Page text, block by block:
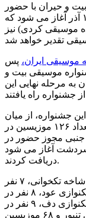
و حیران با حضور
نمایندگانی از ۲۰ استان کشورمان در حالی ۱۱ آذر آغاز می شود که
موسیقی کردی) نیز
موسیقی ایران، پس
موسیقی بیت و
استان کشورمان به مرحله نهایی این
جشنواره، از میان
هنرمندان متقاضی حضور در بخش نهایی، تعداد ۱۲۶ موزیسین در
در بخش جنبی مجوز حضور در
را که از ۱۱ آذر در سردشت آغاز می شود
دریافت کردند.
به این ترتیب در بخش رقابتی ۱۱ موزیسین در شاخه تکخوانی، ۷ نفر
در شاخه تکنوازی دیوان، ۶ نفر در شاخه تکنوازی عود، ۸ نفر در
شاخه تکنوازی ضرب کردی، ۸ نفر در شاخه تکنوازی دف، ۹ نفر در
شاخه تکنوازی دوتار، ۹ نفر در شاخه تکنوازی تنبور و ۶۸ موزیسین